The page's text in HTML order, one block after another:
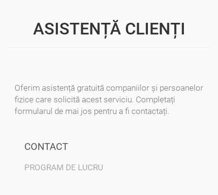
ASISTENȚĂ CLIENȚI
Oferim asistență gratuită companiilor și persoanelor
fizice care solicită acest serviciu. Completați
formularul de mai jos pentru a fi contactați.
CONTACT
PROGRAM DE LUCRU